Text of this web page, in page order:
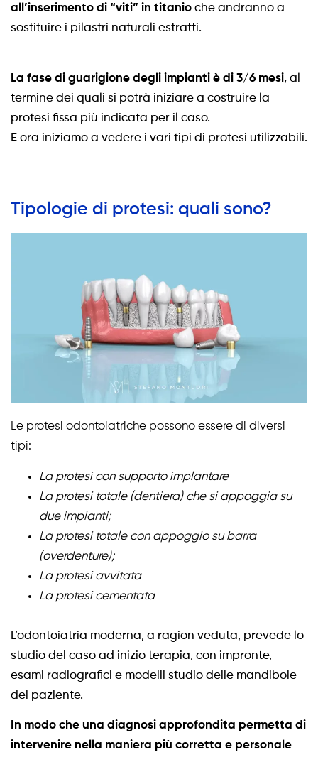
all’inserimento di “viti” in titanio che andranno a
sostituire i pilastri naturali estratti.
La fase di guarigione degli impianti è di 3/6 mesi, al
termine dei quali si potrà iniziare a costruire la
protesi fissa più indicata per il caso.
E ora iniziamo a vedere i vari tipi di protesi utilizzabili.
Tipologie di protesi: quali sono?
Le protesi odontoiatriche possono essere di diversi
tipi:
La protesi con supporto implantare
La protesi totale (dentiera) che si appoggia su
due impianti;
La protesi totale con appoggio su barra
(overdenture);
La protesi avvitata
La protesi cementata
L’odontoiatria moderna, a ragion veduta, prevede lo
studio del caso ad inizio terapia, con impronte,
esami radiografici e modelli studio delle mandibole
del paziente.
In modo che una diagnosi approfondita permetta di
intervenire nella maniera più corretta e personale